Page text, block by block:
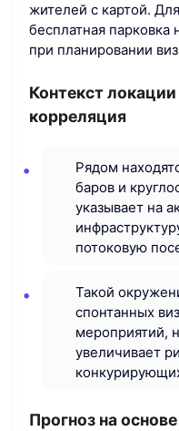
жителей с картой.
бесплатная парковка
при планировании
Контекст
корреляция
Рядом
баров и
указывает на
потоковую
Такой
спонтанных
мероприятий,
увеличивает
Прогноз на